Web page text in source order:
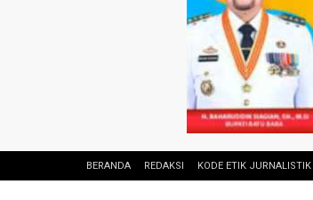
BERANDA REDAKSI KODE ETIK JURNALISTIK